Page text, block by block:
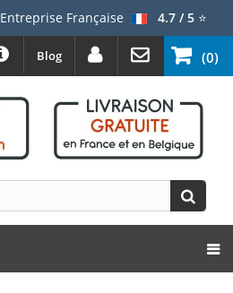
Entreprise Française 4.7 / 5⭐
(0)
Blog